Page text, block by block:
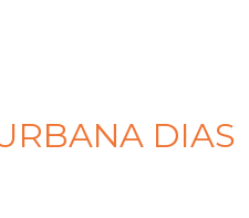
DIAS